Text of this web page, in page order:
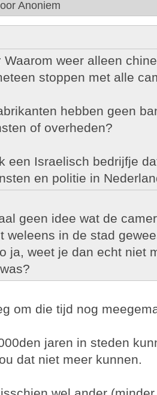
Anoniem
Waarom weer alleen
stoppen met alle
hebben geen
of overheden?
een Israelisch bedrijfje
en politie in
geen idee wat de
weleens in de stad
ja, weet je dan echt niet
om die tijd nog
jaren in steden
dat niet meer kunnen.